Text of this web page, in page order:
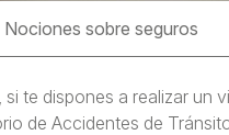
Nociones sobre seguros
te dispones a realizar un
de Accidentes de